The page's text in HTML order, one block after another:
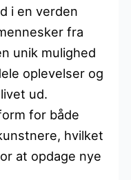
i en verden
fra
unik mulighed
oplevelser og
ud.
for både
hvilket
at opdage nye